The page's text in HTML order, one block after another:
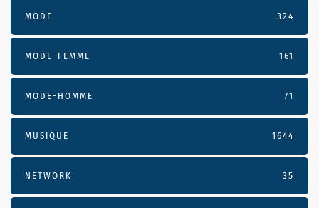
MODE 324
MODE-FEMME 161
MODE-HOMME 71
MUSIQUE 1644
NETWORK 35